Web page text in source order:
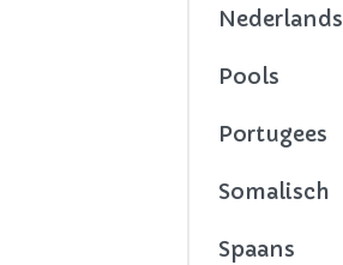
Nederlands
Pools
Portugees
Somalisch
Spaans